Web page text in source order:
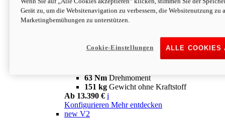
63 NmDrehmoment
151 kgGewicht ohne Kraftstoff
Ab 13.890 € i
63 Nm Drehmoment
151 kg Gewicht ohne Kraftstoff
Ab 13.390 € i
Konfigurieren Mehr entdecken
new V2
Gerät zu, um die Websitenavigation zu verbessern, die Websitenutzung zu
Marketingbemühungen zu unterstützen.
ALLE COOKIES
Cookie-Einstellungen